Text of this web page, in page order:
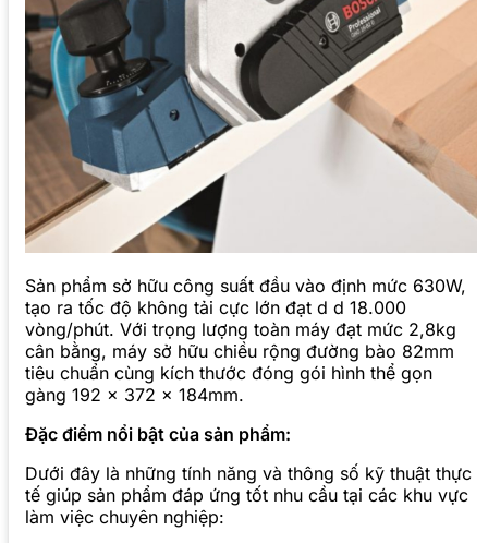
Sản phẩm sở hữu công suất đầu vào định mức 630W,
tạo ra tốc độ không tải cực lớn đạt d d 18.000
vòng/phút. Với trọng lượng toàn máy đạt mức 2,8kg
cân bằng, máy sở hữu chiều rộng đường bào 82mm
tiêu chuẩn cùng kích thước đóng gói hình thể gọn
gàng 192 x 372 x 184mm.
Đặc điểm nổi bật của sản phẩm:
Dưới đây là những tính năng và thông số kỹ thuật thực
tế giúp sản phẩm đáp ứng tốt nhu cầu tại các khu vực
làm việc chuyên nghiệp: